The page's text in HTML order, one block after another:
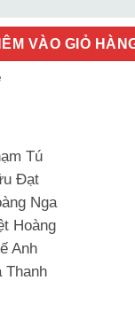
VÀO GIỎ
Tú
Đạt
Nga
Hoàng
Anh